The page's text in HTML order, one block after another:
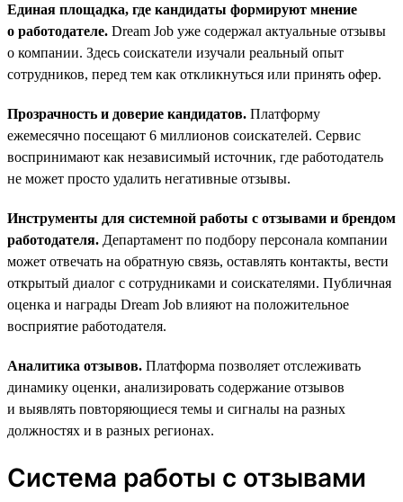
Единая площадка, где кандидаты формируют мнение
о работодателе. Dream Job уже содержал актуальные отзывы
о компании. Здесь соискатели изучали реальный опыт
сотрудников, перед тем как откликнуться или принять офер.
Прозрачность и доверие кандидатов. Платформу
ежемесячно посещают 6 миллионов соискателей. Сервис
воспринимают как независимый источник, где работодатель
не может просто удалить негативные отзывы.
Инструменты для системной работы с отзывами и брендом
работодателя. Департамент по подбору персонала компании
может отвечать на обратную связь, оставлять контакты, вести
открытый диалог с сотрудниками и соискателями. Публичная
оценка и награды Dream Job влияют на положительное
восприятие работодателя.
Аналитика отзывов. Платформа позволяет отслеживать
динамику оценки, анализировать содержание отзывов
и выявлять повторяющиеся темы и сигналы на разных
должностях и в разных регионах.
Система работы с отзывами